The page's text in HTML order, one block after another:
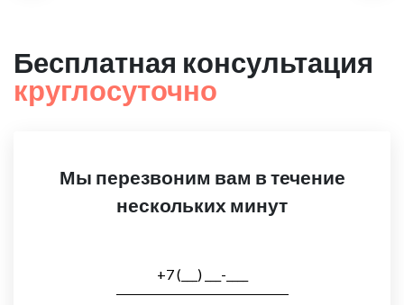
Бесплатная консультация
круглосуточно
Мы перезвоним вам в течение
нескольких минут